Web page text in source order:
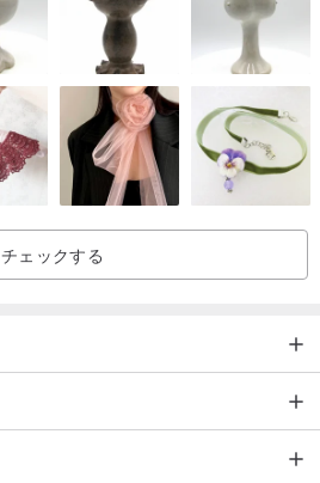
チェックする